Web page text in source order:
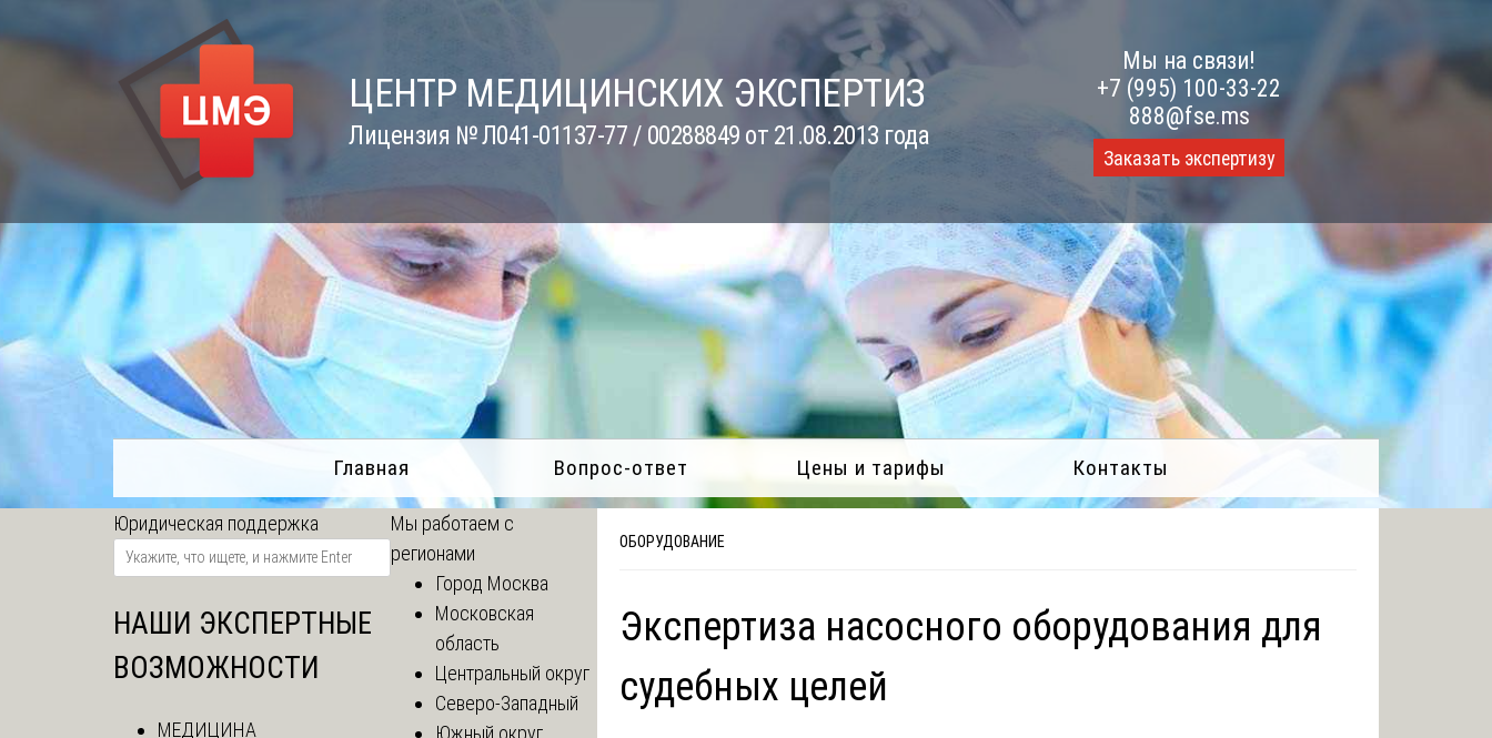
ЦЕНТР МЕДИЦИНСКИХ ЭКСПЕРТИЗ
Лицензия № Л041-01137-77 / 00288849 от 21.08.2013 года
Мы на связи!
+7 (995) 100-33-22
888@fse.ms
Заказать экспертизу
Главная Вопрос-ответ Цены и тарифы Контакты
ОБОРУДОВАНИЕ
Экспертиза насосного оборудования для
судебных целей
Юридическая поддержка
НАШИ ЭКСПЕРТНЫЕ
ВОЗМОЖНОСТИ
МЕДИЦИНА
Мы работаем с
регионами
Город Москва
Московская
область
Центральный округ
Северо-Западный
Южный округ